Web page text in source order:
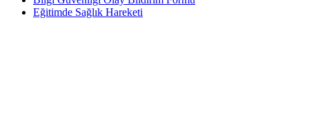
Eğitimde Sağlık Hareketi